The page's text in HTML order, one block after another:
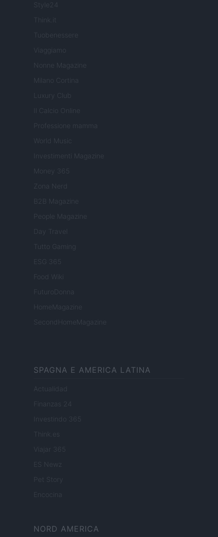
Style24
Think.it
Tuobenessere
Viaggiamo
Nonne Magazine
Milano Cortina
Luxury Club
Il Calcio Online
Professione mamma
World Music
Investimenti Magazine
Money 365
Zona Nerd
B2B Magazine
People Magazine
Day Travel
Tutto Gaming
ESG 365
Food Wiki
FuturoDonna
HomeMagazine
SecondHomeMagazine
SPAGNA E AMERICA LATINA
Actualidad
Finanzas 24
Investindo 365
Think.es
Viajar 365
ES Newz
Encocina
NORD AMERICA